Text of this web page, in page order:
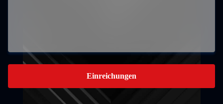
Einreichungen